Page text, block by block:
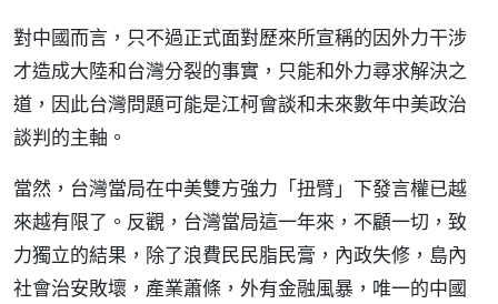
對中國而言，只不過正式面對歷來所宣稱的因外力干涉
才造成大陸和台灣分裂的事實，只能和外力尋求解決之
道，因此台灣問題可能是江柯會談和未來數年中美政治
談判的主軸。
當然，台灣當局在中美雙方強力「扭臂」下發言權已越
來越有限了。反觀，台灣當局這一年來，不顧一切，致
力獨立的結果，除了浪費民民脂民膏，內政失修，島內
社會治安敗壞，產業蕭條，外有金融風暴，唯一的中國